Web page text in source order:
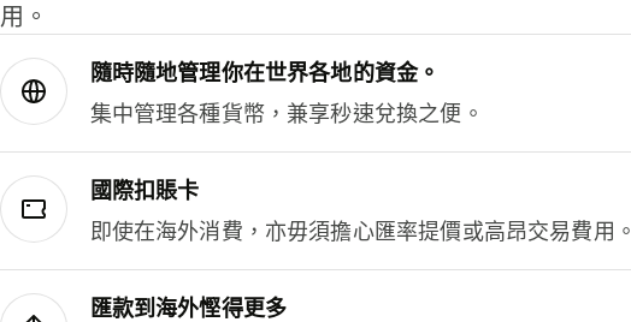
用。
隨時隨地管理你在世界各地的資金。
集中管理各種貨幣，兼享秒速兌換之便。
國際扣賬卡
即使在海外消費，亦毋須擔心匯率提價或高昂交易費用。
匯款到海外慳得更多